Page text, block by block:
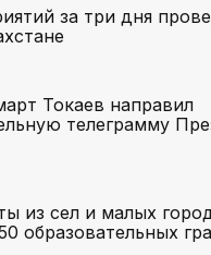
за три дня
Токаев направил
телеграмму
из сел и малых
образовательных